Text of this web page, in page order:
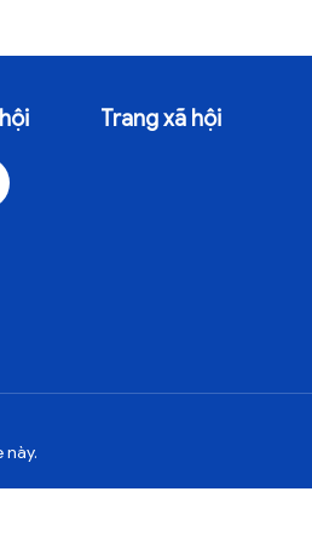
Trang xã hội